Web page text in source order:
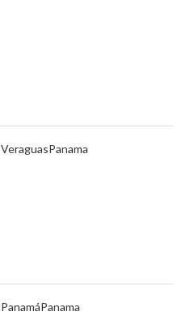
VeraguasPanama
PanamáPanama